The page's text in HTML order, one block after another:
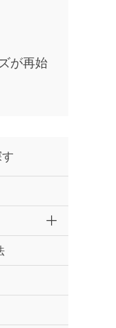
が再始